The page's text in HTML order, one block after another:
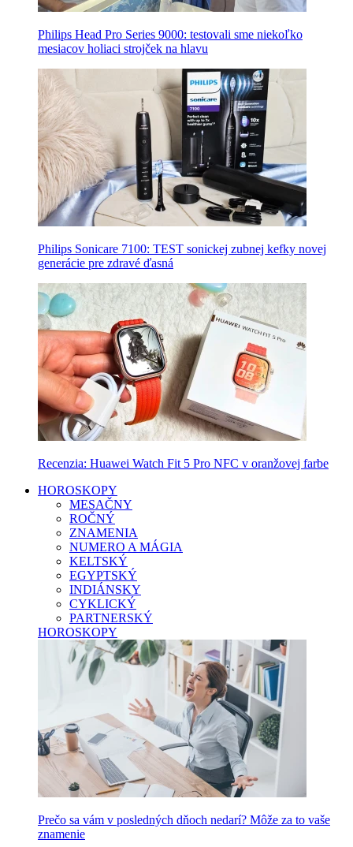
Philips Head Pro Series 9000: testovali sme niekoľko
mesiacov holiaci strojček na hlavu
Philips Sonicare 7100: TEST sonickej zubnej kefky novej
generácie pre zdravé ďasná
Recenzia: Huawei Watch Fit 5 Pro NFC v oranžovej farbe
HOROSKOPY
MESAČNY
ROČNÝ
ZNAMENIA
NUMERO A MÁGIA
KELTSKÝ
EGYPTSKÝ
INDIÁNSKY
CYKLICKÝ
PARTNERSKÝ
HOROSKOPY
Prečo sa vám v posledných dňoch nedarí? Môže za to vaše
znamenie